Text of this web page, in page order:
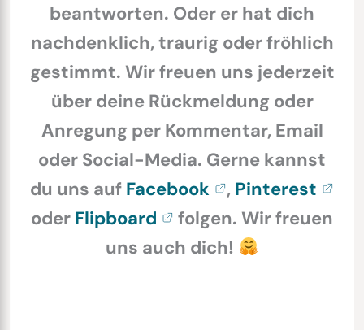
beantworten. Oder er hat dich
nachdenklich, traurig oder fröhlich
gestimmt. Wir freuen uns jederzeit
über deine Rückmeldung oder
Anregung per Kommentar, Email
oder Social-Media. Gerne kannst
du uns auf Facebook , Pinterest
oder Flipboard
folgen. Wir freuen
uns auch dich!